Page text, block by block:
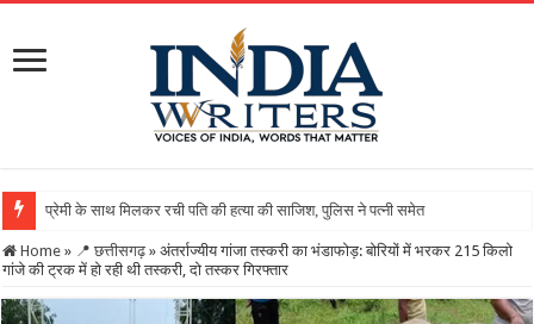
Home » 📍 छत्तीसगढ़ » अंतर्राज्यीय गांजा तस्करी का भंडाफोड़: बोरियों में भरकर 215 किलो
गांजे की ट्रक में हो रही थी तस्करी, दो तस्कर गिरफ्तार